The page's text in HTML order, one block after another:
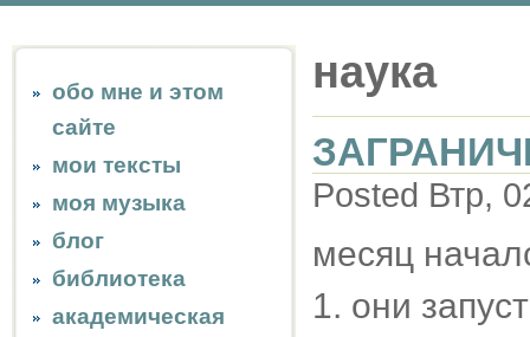
обо мне и этом
сайте
мои тексты
моя музыка
блог
библиотека
академическая
наука
Posted Втр,
месяц
1. они